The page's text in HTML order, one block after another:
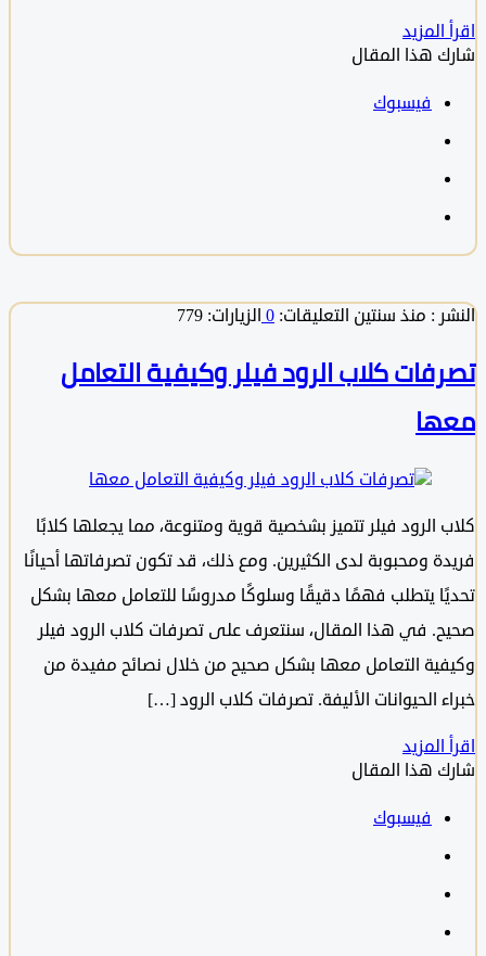
هذا المقال
فيسبوك
:منذ سنتينالتعليقات:0الزيارات: 779
كلاب الرود فيلر وكيفية التعامل
الرود فيلر تتميز بشخصية قوية ومتنوعة، مما يجعلها كلابًا
ومحبوبة لدى الكثيرين. ومع ذلك، قد تكون تصرفاتها أحيانًا
يتطلب فهمًا دقيقًا وسلوكًا مدروسًا للتعامل معها بشكل
في هذا المقال، سنتعرف على تصرفات كلاب الرود فيلر
التعامل معها بشكل صحيح من خلال نصائح مفيدة من
الحيوانات الأليفة. تصرفات كلاب الرود […]
هذا المقال
فيسبوك